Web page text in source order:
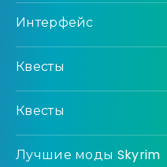
Интерфейс
Квесты
Квесты
Лучшие моды Skyrim